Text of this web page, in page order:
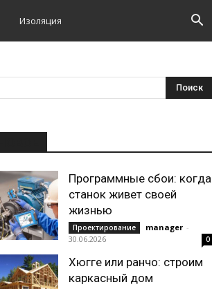
Изоляция
Программные сбои: когда
станок живет своей
жизнью
Проектирование manager -
30.06.2026
0
Хюгге или ранчо: строим
каркасный дом